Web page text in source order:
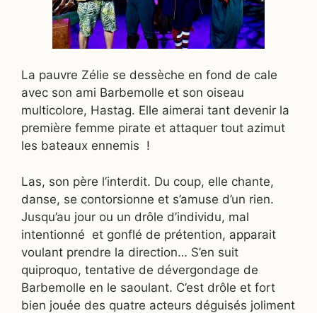
La pauvre Zélie se dessèche en fond de cale
avec son ami Barbemolle et son oiseau
multicolore, Hastag. Elle aimerai tant devenir la
première femme pirate et attaquer tout azimut
les bateaux ennemis !
Las, son père l’interdit. Du coup, elle chante,
danse, se contorsionne et s’amuse d’un rien.
Jusqu’au jour ou un drôle d’individu, mal
intentionné et gonflé de prétention, apparait
voulant prendre la direction… S’en suit
quiproquo, tentative de dévergondage de
Barbemolle en le saoulant. C’est drôle et fort
bien jouée des quatre acteurs déguisés joliment